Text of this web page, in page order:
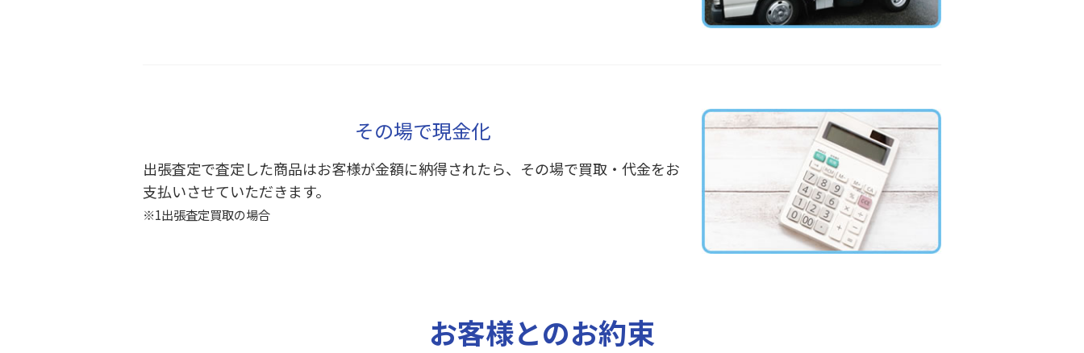
その場で現金化
出張査定で査定した商品はお客様が金額に納得されたら、その場で買取・代金をお
支払いさせていただきます。
※1出張査定買取の場合
お客様とのお約束